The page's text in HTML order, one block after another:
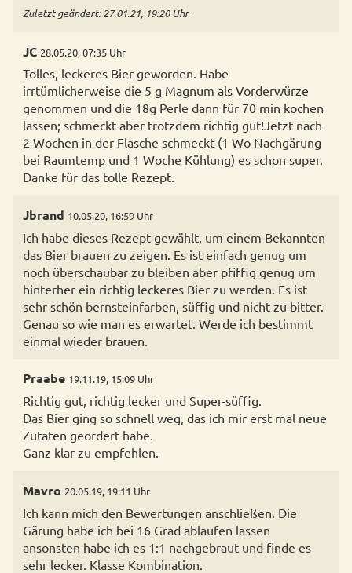
Zuletzt geändert: 27.01.21, 19:20 Uhr
JC 28.05.20, 07:35 Uhr
Tolles, leckeres Bier geworden. Habe
irrtümlicherweise die 5 g Magnum als Vorderwürze
genommen und die 18g Perle dann für 70 min kochen
lassen; schmeckt aber trotzdem richtig gut!Jetzt nach
2 Wochen in der Flasche schmeckt (1 Wo Nachgärung
bei Raumtemp und 1 Woche Kühlung) es schon super.
Danke für das tolle Rezept.
Jbrand 10.05.20, 16:59 Uhr
Ich habe dieses Rezept gewählt, um einem Bekannten
das Bier brauen zu zeigen. Es ist einfach genug um
noch überschaubar zu bleiben aber pfiffig genug um
hinterher ein richtig leckeres Bier zu werden. Es ist
sehr schön bernsteinfarben, süffig und nicht zu bitter.
Genau so wie man es erwartet. Werde ich bestimmt
einmal wieder brauen.
Praabe 19.11.19, 15:09 Uhr
Richtig gut, richtig lecker und Super-süffig.
Das Bier ging so schnell weg, das ich mir erst mal neue
Zutaten geordert habe.
Ganz klar zu empfehlen.
Mavro 20.05.19, 19:11 Uhr
Ich kann mich den Bewertungen anschließen. Die
Gärung habe ich bei 16 Grad ablaufen lassen
ansonsten habe ich es 1:1 nachgebraut und finde es
sehr lecker. Klasse Kombination.